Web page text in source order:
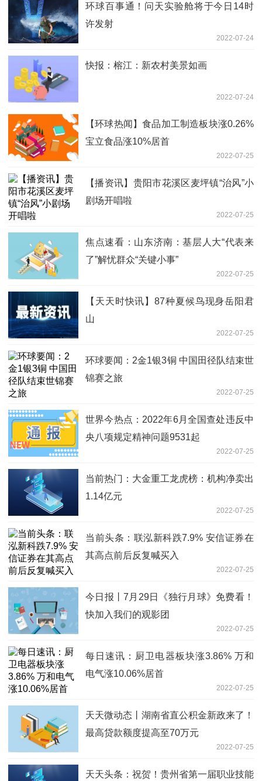
环球百事通！问天实验舱将于今日14时
许发射
2022-07-24
快报：榕江：新农村美景如画
2022-07-24
【环球热闻】食品加工制造板块涨0.26%
宝立食品涨10%居首
2022-07-25
【播资讯】贵阳市花溪区麦坪镇“治风”小
剧场开唱啦
2022-07-25
焦点速看：山东济南：基层人大“代表来
了”解忧群众“关键小事”
2022-07-25
【天天时快讯】87种夏候鸟现身岳阳君
山
2022-07-25
环球要闻：2金1银3铜 中国田径队结束世
锦赛之旅
2022-07-25
世界今热点：2022年6月全国查处违反中
央八项规定精神问题9531起
2022-07-25
当前热门：大金重工龙虎榜：机构净卖出
1.14亿元
2022-07-25
当前头条：联泓新科跌7.9% 安信证券在
其高点前后反复喊买入
2022-07-25
今日报丨7月29日《独行月球》免费看！
快加入我们的观影团
2022-07-25
每日速讯：厨卫电器板块涨3.86% 万和
电气涨10.06%居首
2022-07-25
天天微动态丨湖南省直公积金新政来了！
最高贷款额度提高至70万元
2022-07-25
天天头条：祝贺！贵州省第一届职业技能